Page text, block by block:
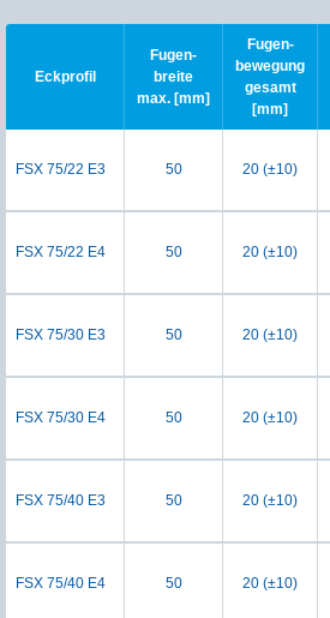
Eckprofil
Fugen-
breite
max. [mm]
Fugen-
bewegung
gesamt
[mm]
FSX 75/22 E3 50 20 (±10)
FSX 75/22 E4 50 20 (±10)
FSX 75/30 E3 50 20 (±10)
FSX 75/30 E4 50 20 (±10)
FSX 75/40 E3 50 20 (±10)
FSX 75/40 E4 50 20 (±10)